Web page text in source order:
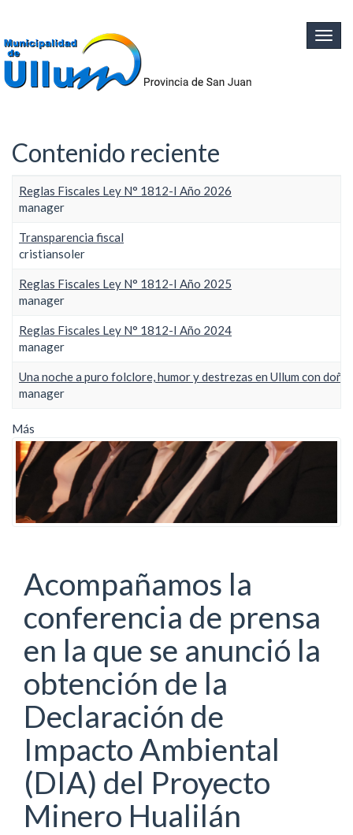
Contenido reciente
Reglas Fiscales Ley N° 1812-I Año 2026
manager
Transparencia fiscal
cristiansoler
Reglas Fiscales Ley N° 1812-I Año 2025
manager
Reglas Fiscales Ley N° 1812-I Año 2024
manager
Una noche a puro folclore, humor y destrezas en Ullum con
manager
Más
Acompañamos la
conferencia de prensa
en la que se anunció la
obtención de la
Declaración de
Impacto Ambiental
(DIA) del Proyecto
Minero Hualilán